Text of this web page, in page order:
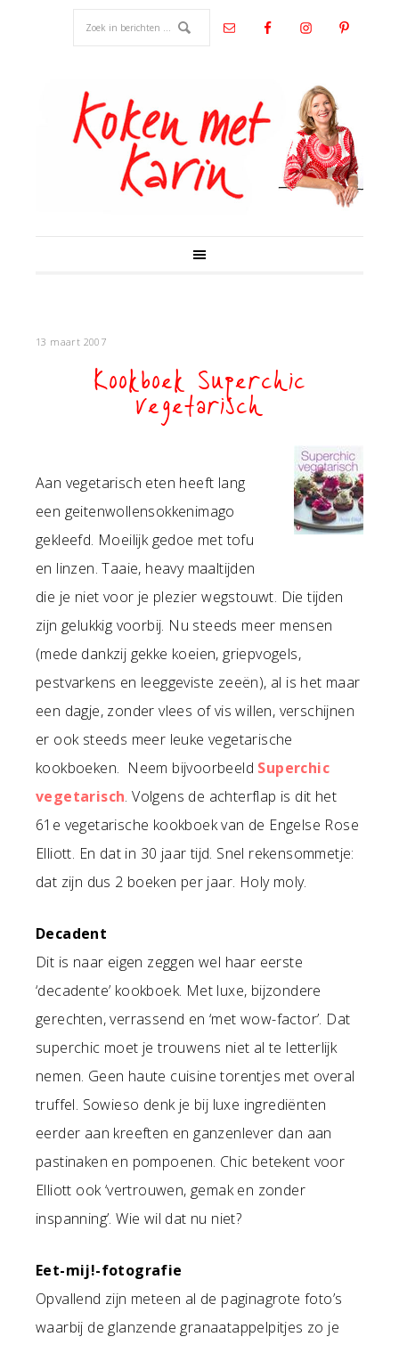
13 maart 2007
Kookboek Superchic
vegetarisch
Aan vegetarisch eten heeft lang
een geitenwollensokkenimago
gekleefd. Moeilijk gedoe met tofu
en linzen. Taaie, heavy maaltijden
die je niet voor je plezier wegstouwt. Die tijden
zijn gelukkig voorbij. Nu steeds meer mensen
(mede dankzij gekke koeien, griepvogels,
pestvarkens en leeggeviste zeeën), al is het maar
een dagje, zonder vlees of vis willen, verschijnen
er ook steeds meer leuke vegetarische
kookboeken. Neem bijvoorbeeld Superchic
vegetarisch. Volgens de achterflap is dit het
61e vegetarische kookboek van de Engelse Rose
Elliott. En dat in 30 jaar tijd. Snel rekensommetje:
dat zijn dus 2 boeken per jaar. Holy moly.
Decadent
Dit is naar eigen zeggen wel haar eerste
‘decadente’ kookboek. Met luxe, bijzondere
gerechten, verrassend en ‘met wow-factor’. Dat
superchic moet je trouwens niet al te letterlijk
nemen. Geen haute cuisine torentjes met overal
truffel. Sowieso denk je bij luxe ingrediënten
eerder aan kreeften en ganzenlever dan aan
pastinaken en pompoenen. Chic betekent voor
Elliott ook ‘vertrouwen, gemak en zonder
inspanning’. Wie wil dat nu niet?
Eet-mij!-fotografie
Opvallend zijn meteen al de paginagrote foto’s
waarbij de glanzende granaatappelpitjes zo je